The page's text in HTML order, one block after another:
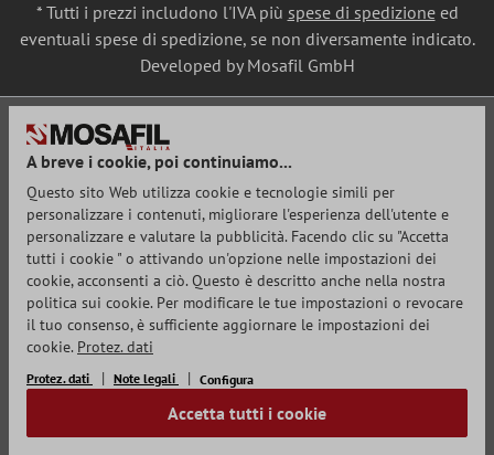
* Tutti i prezzi includono l'IVA più spese di spedizioneed
eventuali spese di spedizione, se non diversamente indicato.
Developed by Mosafil GmbH
A breve i cookie, poi continuiamo...
Questo sito Web utilizza cookie e tecnologie simili per
personalizzare i contenuti, migliorare l'esperienza dell'utente e
personalizzare e valutare la pubblicità. Facendo clic su "Accetta
tutti i cookie " o attivando un'opzione nelle impostazioni dei
cookie, acconsenti a ciò. Questo è descritto anche nella nostra
politica sui cookie. Per modificare le tue impostazioni o revocare
il tuo consenso, è sufficiente aggiornare le impostazioni dei
cookie. Protez. dati
Protez. dati Note legali Configura
Accetta tutti i cookie